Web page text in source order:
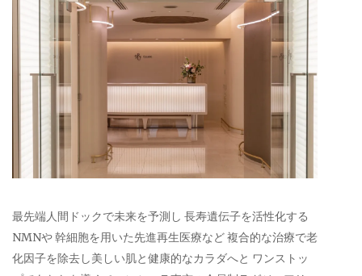
最先端人間ドックで未来を予測し 長寿遺伝子を活性化する
NMNや 幹細胞を用いた先進再生医療など 複合的な治療で老
化因子を除去し美しい肌と健康的なカラダへと ワンストッ